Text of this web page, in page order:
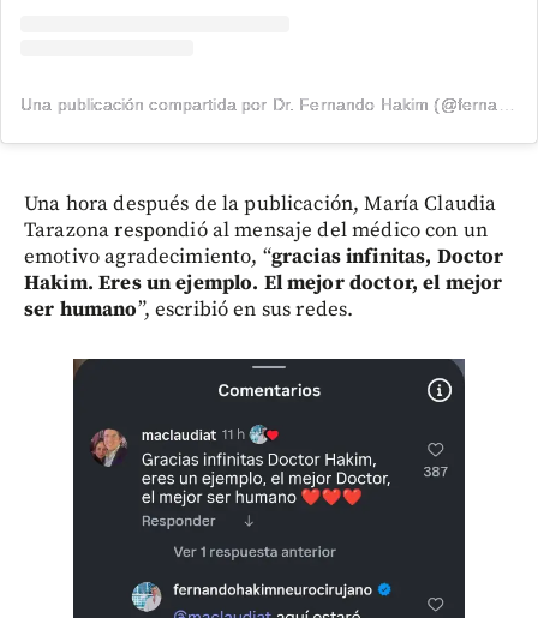
Una hora después de la publicación, María Claudia
Tarazona respondió al mensaje del médico con un
emotivo agradecimiento, “gracias infinitas, Doctor
Hakim. Eres un ejemplo. El mejor doctor, el mejor
ser humano”, escribió en sus redes.